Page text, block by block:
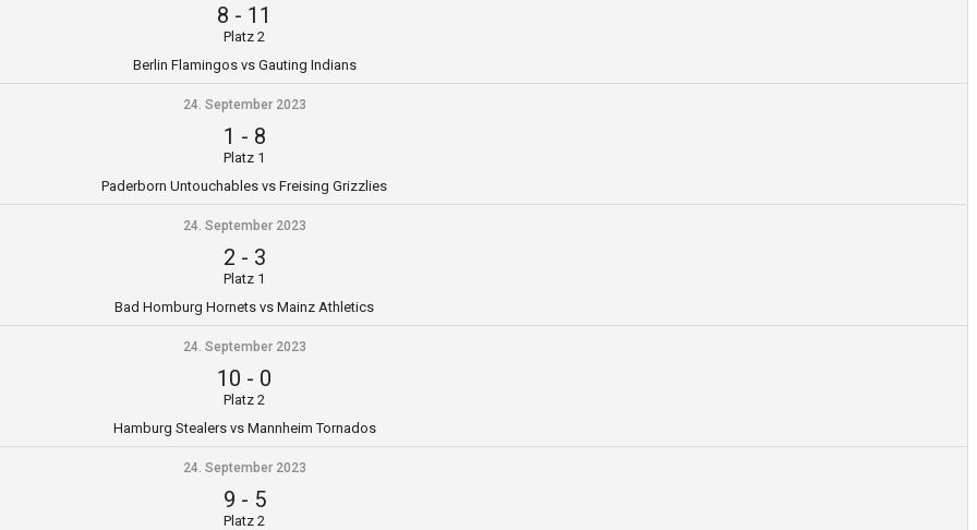
8 - 11
Platz 2
Berlin Flamingos vs Gauting Indians
24. September 2023
1 - 8
Platz 1
Paderborn Untouchables vs Freising Grizzlies
24. September 2023
2 - 3
Platz 1
Bad Homburg Hornets vs Mainz Athletics
24. September 2023
10 - 0
Platz 2
Hamburg Stealers vs Mannheim Tornados
24. September 2023
9 - 5
Platz 2